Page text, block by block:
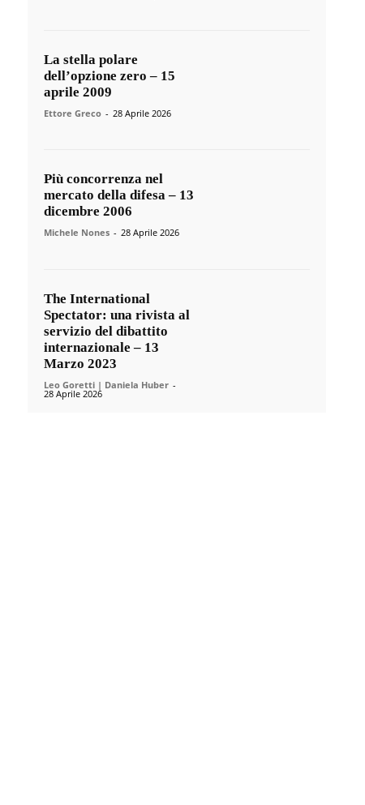
La stella polare
dell’opzione zero – 15
aprile 2009
Ettore Greco - 28 Aprile 2026
Più concorrenza nel
mercato della difesa – 13
dicembre 2006
Michele Nones - 28 Aprile 2026
The International
Spectator: una rivista al
servizio del dibattito
internazionale – 13
Marzo 2023
Leo Goretti | Daniela Huber -
28 Aprile 2026